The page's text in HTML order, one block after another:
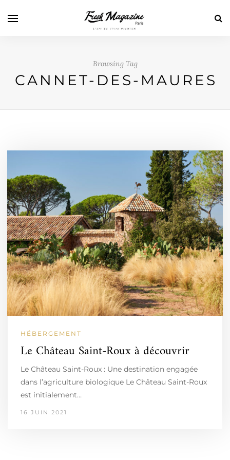
Browsing Tag
CANNET-DES-MAURES
HÉBERGEMENT
Le Château Saint-Roux à découvrir
Le Château Saint-Roux : Une destination engagée
dans l’agriculture biologique Le Château Saint-Roux
est initialement…
16 JUIN 2021